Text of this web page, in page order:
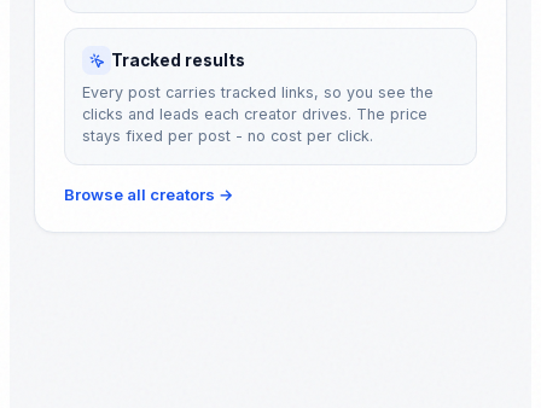
Tracked results
Every post carries tracked links, so you see the
clicks and leads each creator drives. The price
stays fixed per post - no cost per click.
Browse all creators →